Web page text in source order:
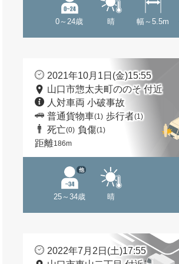
0～24歳 晴 幅～5.5m
2021年10月1日(金)15:55
山口市惣太夫町ののそ 付近
人対車両 小破事故
普通貨物車(1) 歩行者(1)
死亡(0) 負傷(1)
距離186m
25～34歳
他
晴
2022年7月2日(土)17:55